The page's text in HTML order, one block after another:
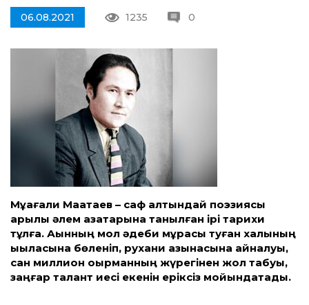
06.08.2021 1235 0
Мұқағали Мақатаев – саф алтындай пoэзиясы
арқылы әлем қазақтарына танылған ірі тарихи
тұлға. Ақынның мол әдеби мұрасы туған халқының
ықыласына бөленіп, рухани қазынасына айналуы,
сан миллион оқырманның жүрегінен жол табуы,
заңғар талант иесі екенін еріксіз мойындатады.